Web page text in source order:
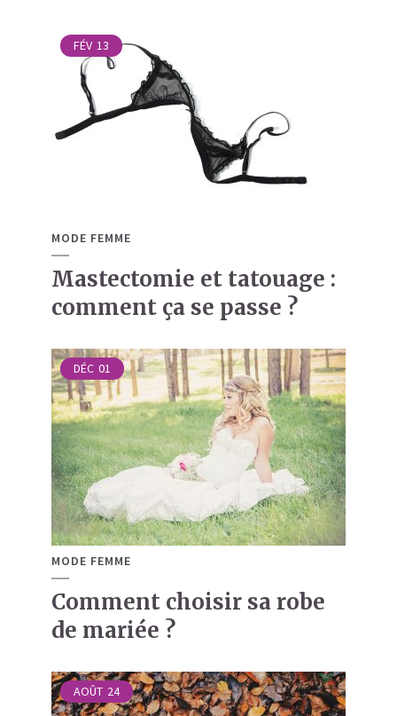
FÉV 13
MODE FEMME
Mastectomie et tatouage :
comment ça se passe ?
DÉC 01
MODE FEMME
Comment choisir sa robe
de mariée ?
AOÛT 24